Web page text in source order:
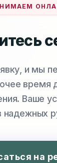
и мы
время
Ваше
надежных
на